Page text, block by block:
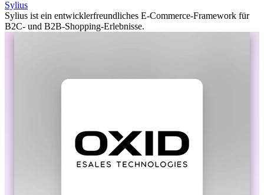
Sylius
Sylius ist ein entwicklerfreundliches E-Commerce-Framework für
B2C- und B2B-Shopping-Erlebnisse.